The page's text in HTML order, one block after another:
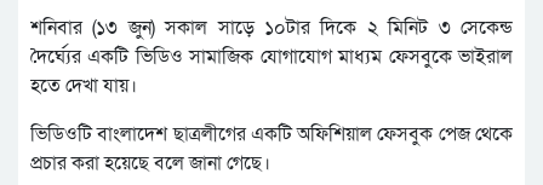
শনিবার (১৩ জুন) সকাল সাড়ে ১০টার দিকে ২ মিনিট ৩ সেকেন্ড
দৈর্ঘ্যের একটি ভিডিও সামাজিক যোগাযোগ মাধ্যম ফেসবুকে ভাইরাল
হতে দেখা যায়।
ভিডিওটি বাংলাদেশ ছাত্রলীগের একটি অফিশিয়াল ফেসবুক পেজ থেকে
প্রচার করা হয়েছে বলে জানা গেছে।